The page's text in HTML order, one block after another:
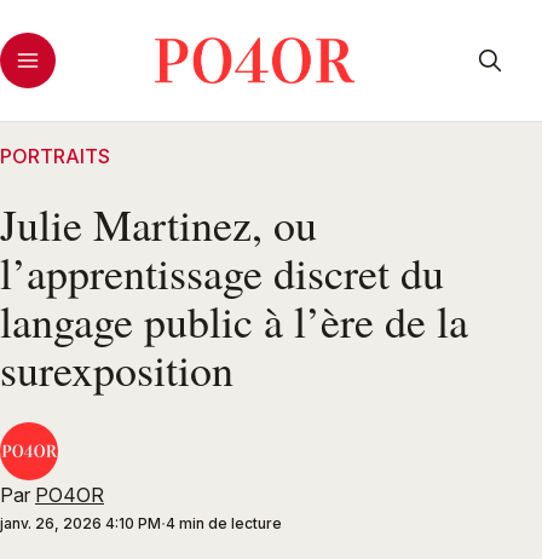
PORTRAITS
Julie Martinez, ou
l’apprentissage discret du
langage public à l’ère de la
surexposition
Par PO4OR
janv. 26, 2026 4:10 PM 4 min de lecture